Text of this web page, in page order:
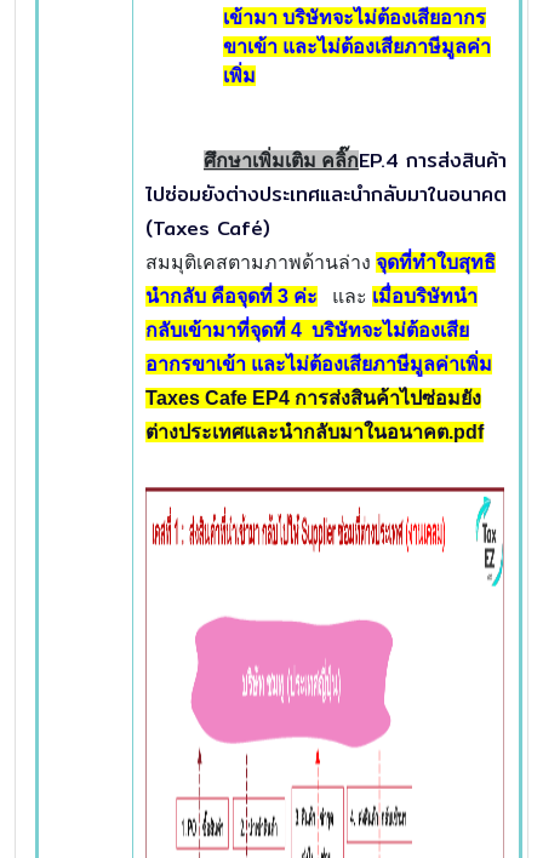
เข้ามา บริษัทจะไม่ต้องเสียอากร
ขาเข้า และไม่ต้องเสียภาษีมูลค่า
เพิ่ม
ศึกษาเพิ่มเติม คลิ๊กEP.4 การส่งสินค้า
ไปซ่อมยังต่างประเทศและนำกลับมาในอนาคต
(Taxes Café)
สมมุติเคสตามภาพด้านล่าง จุดที่ทำใบสุทธิ
นำกลับ คือจุดที่ 3 ค่ะ และ เมื่อบริษัทนำ
กลับเข้ามาที่จุดที่ 4 บริษัทจะไม่ต้องเสีย
อากรขาเข้า และไม่ต้องเสียภาษีมูลค่าเพิ่ม
Taxes Cafe EP4 การส่งสินค้าไปซ่อมยัง
ต่างประเทศและนำกลับมาในอนาคต.pdf